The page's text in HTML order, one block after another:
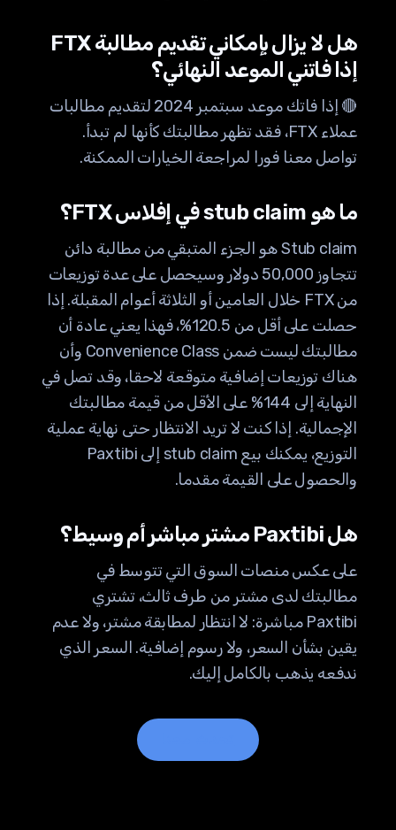
هل لا يزال بإمكاني تقديم مطالبة FTX
إذا فاتني الموعد النهائي؟
🔴 إذا فاتك موعد سبتمبر 2024 لتقديم مطالبات
عملاء FTX، فقد تظهر مطالبتك كأنها لم تبدأ.
تواصل معنا فورا لمراجعة الخيارات الممكنة.
ما هو stub claim في إفلاس FTX؟
Stub claim هو الجزء المتبقي من مطالبة دائن
تتجاوز 50,000 دولار وسيحصل على عدة توزيعات
من FTX خلال العامين أو الثلاثة أعوام المقبلة. إذا
حصلت على أقل من 120.5%، فهذا يعني عادة أن
مطالبتك ليست ضمن Convenience Class وأن
هناك توزيعات إضافية متوقعة لاحقا، وقد تصل في
النهاية إلى 144% على الأقل من قيمة مطالبتك
الإجمالية. إذا كنت لا تريد الانتظار حتى نهاية عملية
التوزيع، يمكنك بيع stub claim إلى Paxtibi
والحصول على القيمة مقدما.
هل Paxtibi مشتر مباشر أم وسيط؟
على عكس منصات السوق التي تتوسط في
مطالبتك لدى مشتر من طرف ثالث، تشتري
Paxtibi مباشرة: لا انتظار لمطابقة مشتر، ولا عدم
يقين بشأن السعر، ولا رسوم إضافية. السعر الذي
ندفعه يذهب بالكامل إليك.